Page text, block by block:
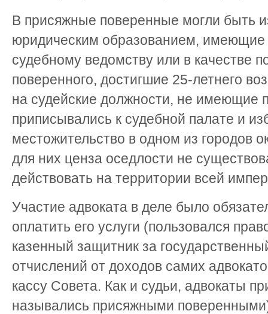
В присяжные поверенные могли быть
юридическим образованием, имеющие
судебному ведомству или в качестве
поверенного, достигшие 25-летнего
на судейские должности, не имеющие
приписывались к судебной палате и
местожительство в одном из городов
для них ценза оседлости не
действовать на территории всей
Участие адвоката в деле было
оплатить его услуги (пользовался
казенный защитник за
отчислений от доходов самих
кассу Совета. Как и судьи, адвокаты
назывались присяжными